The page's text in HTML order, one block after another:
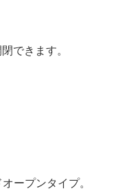
できます。
ープンタイプ。